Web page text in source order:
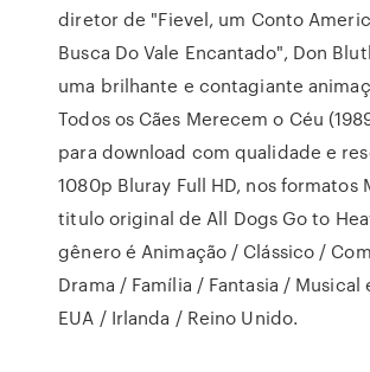
diretor de "Fievel, um Conto
Busca Do Vale Encantado", Don
uma brilhante e contagiante
Todos os Cães Merecem o Céu
para download com qualidade e
1080p Bluray Full HD, nos formatos
titulo original de All Dogs Go to
gênero é Animação / Clássico /
Drama / Família / Fantasia / Musical
EUA / Irlanda / Reino Unido.